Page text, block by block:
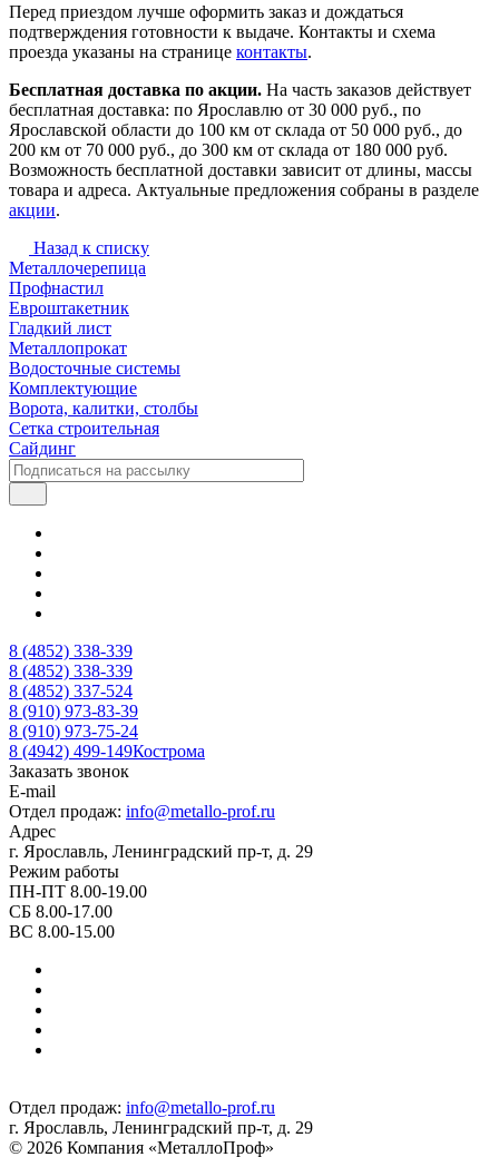
Перед приездом лучше оформить заказ и дождаться
подтверждения готовности к выдаче. Контакты и схема
проезда указаны на странице контакты.
Бесплатная доставка по акции. На часть заказов действует
бесплатная доставка: по Ярославлю от 30 000 руб., по
Ярославской области до 100 км от склада от 50 000 руб., до
200 км от 70 000 руб., до 300 км от склада от 180 000 руб.
Возможность бесплатной доставки зависит от длины, массы
товара и адреса. Актуальные предложения собраны в разделе
акции.
Назад к списку
Металлочерепица
Профнастил
Евроштакетник
Гладкий лист
Металлопрокат
Водосточные системы
Комплектующие
Ворота, калитки, столбы
Сетка строительная
Сайдинг
8 (4852) 338-339
8 (4852) 338-339
8 (4852) 337-524
8 (910) 973-83-39
8 (910) 973-75-24
8 (4942) 499-149Кострома
Заказать звонок
E-mail
Отдел продаж: info@metallo-prof.ru
Адрес
г. Ярославль, Ленинградский пр-т, д. 29
Режим работы
ПН-ПТ 8.00-19.00
СБ 8.00-17.00
ВС 8.00-15.00
Отдел продаж: info@metallo-prof.ru
г. Ярославль, Ленинградский пр-т, д. 29
© 2026 Компания «МеталлоПроф»